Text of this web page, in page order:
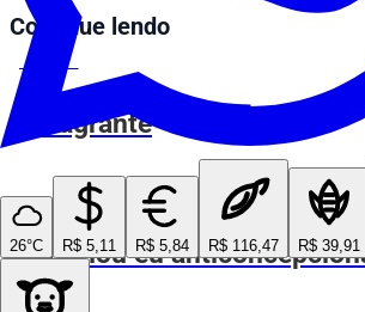
26°C R$ 5,11 R$ 5,84 R$ 116,47 R$ 39,91
Continue lendo
ESPIA AÍ
O Flagrante
ESPIA AÍ
Já tomou eu